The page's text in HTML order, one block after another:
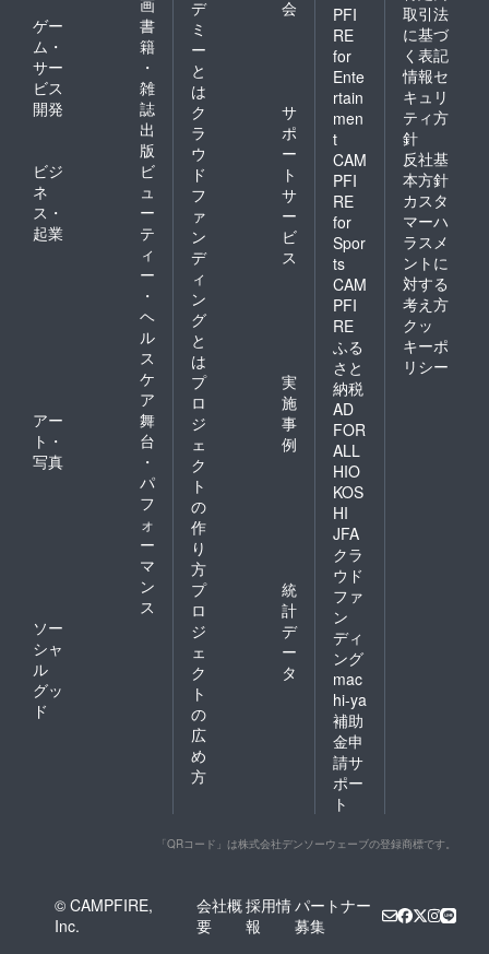
ゲー
ム・
サー
ビス
開発
書
籍
・
雑
誌
出
版
ビジ
ネ
ス・
起業
ビ
ュ
ー
テ
ィ
ー
・
ヘ
ル
ス
ケ
ア
アー
ト・
写真
舞
台
・
パ
フ
ォ
ー
マ
ン
ス
ソー
シャ
ル
グッ
ド
デ
ミ
ー
と
は
会
ク
ラ
ウ
ド
フ
ァ
ン
デ
ィ
ン
グ
と
は
サ
ポ
ー
ト
サ
ー
ビ
ス
プ
ロ
ジ
ェ
ク
ト
の
作
り
方
実
施
事
例
プ
ロ
ジ
ェ
ク
ト
の
広
め
方
統
計
デ
ー
タ
PFI
RE
for
Ente
rtain
men
t
CAM
PFI
RE
for
Spor
ts
CAM
PFI
RE
ふる
さと
納税
AD
FOR
ALL
HIO
KOS
HI
JFA
クラ
ウド
ファ
ン
ディ
ング
mac
hi-ya
補助
金申
請サ
ポー
ト
取引法
に基づ
く表記
情報セ
キュリ
ティ方
針
反社基
本方針
カスタ
マーハ
ラスメ
ントに
対する
考え方
クッ
キーポ
リシー
「QRコード」は株式会社デンソーウェーブの登録商標です。
© CAMPFIRE,
Inc.
会社概
要
採用情
報
パートナー
募集